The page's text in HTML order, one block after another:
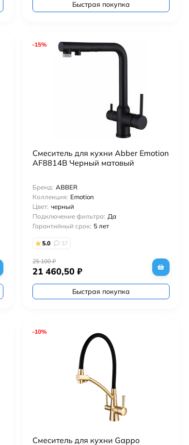
Быстрая покупка
-15%
Смеситель для кухни Abber Emotion
AF8814B Черный матовый
Бренд: ABBER
Коллекция: Emotion
Цвет: черный
Подключение фильтра: Да
Гарантийный срок: 5 лет
5.0 37
25 100₽
21 460,50₽
Быстрая покупка
-10%
Смеситель для кухни Gappo